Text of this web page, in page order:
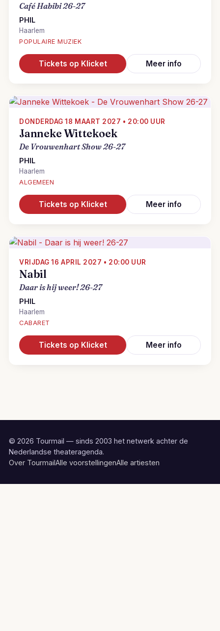
Café Habibi 26-27
PHIL
Haarlem
POPULAIRE MUZIEK
Tickets op Klicket Meer info
DONDERDAG 18 MAART 2027 • 20:00 UUR
Janneke Wittekoek
De Vrouwenhart Show 26-27
PHIL
Haarlem
ALGEMEEN
Tickets op Klicket Meer info
VRIJDAG 16 APRIL 2027 • 20:00 UUR
Nabil
Daar is hij weer! 26-27
PHIL
Haarlem
CABARET
Tickets op Klicket Meer info
© 2026 Tourmail — sinds 2003 het netwerk achter de
Nederlandse theateragenda.
Over TourmailAlle voorstellingenAlle artiesten